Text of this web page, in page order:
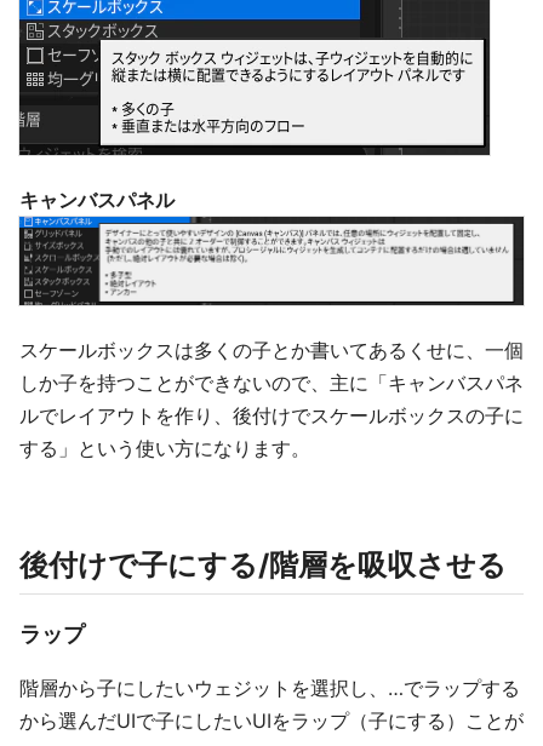
キャンバスパネル
スケールボックスは多くの子とか書いてあるくせに、一個
しか子を持つことができないので、主に「キャンバスパネ
ルでレイアウトを作り、後付けでスケールボックスの子に
する」という使い方になります。
後付けで子にする/階層を吸収させる
ラップ
階層から子にしたいウェジットを選択し、…でラップする
から選んだUIで子にしたいUIをラップ（子にする）ことが